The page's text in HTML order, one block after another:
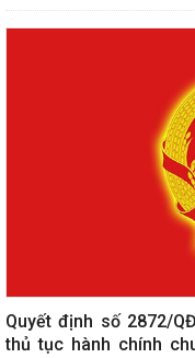
Quyết định số 2872/
thủ tục hành chính